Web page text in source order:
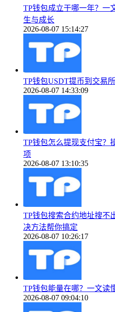
TP钱包成立于哪一年？一
生与成长
2026-08-07 15:14:27
TP钱包USDT提币到交易
2026-08-07 14:33:09
TP钱包怎么提现支付宝？
项
2026-08-07 13:10:35
TP钱包搜索合约地址搜不
决方法帮你搞定
2026-08-07 10:26:17
TP钱包能量在哪？一文读
2026-08-07 09:04:10